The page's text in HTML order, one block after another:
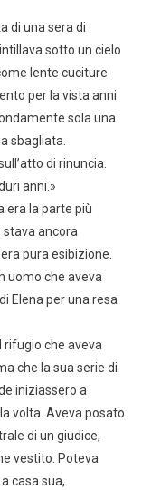
di una sera di
sotto un cielo
lente cuciture
per la vista anni
sola una
sbagliata.
di rinuncia.
anni.»
era la parte più
ancora
pura esibizione.
uomo che aveva
Elena per una resa
rifugio che aveva
che la sua serie di
iniziassero a
volta. Aveva posato
di un giudice,
vestito. Poteva
casa sua,